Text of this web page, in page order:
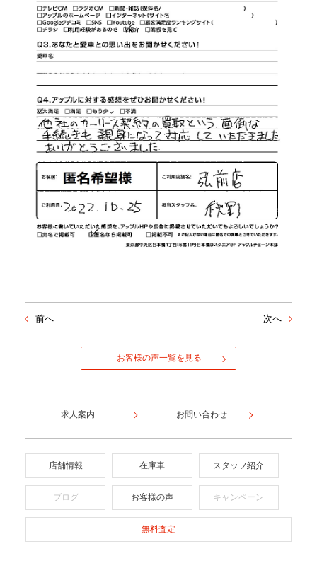
前へ 次へ
お客様の声一覧を見る
求人案内 お問い合わせ
店舗情報 在庫車 スタッフ紹介
ブログ お客様の声 キャンペーン
無料査定